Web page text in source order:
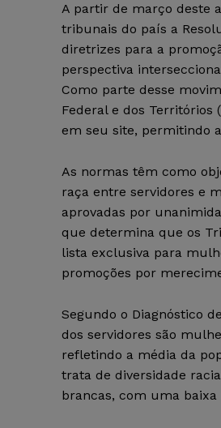
A partir de março deste
tribunais do país a
diretrizes para a
perspectiva
Como parte desse
Federal e dos Territórios
em seu site, permitindo
As normas têm como
raça entre servidores e
aprovadas por
que determina que os
lista exclusiva para
promoções por
Segundo o Diagnóstico
dos servidores são
refletindo a média da
trata de diversidade
brancas, com uma baixa